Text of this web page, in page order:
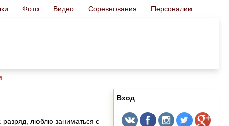
Фото Видео Соревнования Персоналии
люблю заниматься с
Вход